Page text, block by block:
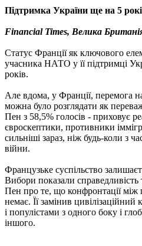
Підтримка України ще на 5
Financial Times, Велика
Статус Франції як ключового
учасника НАТО у її підтримці
років.
Але вдома, у Франції, перемога
можна було розглядати як
Пен з 58,5% голосів - приховує
євроскептики, противники
сильніші зараз, ніж будь-коли з
війни.
Французьке суспільство
Вибори показали
Пен про те, що конфронтації між
немає. Її замінив цивілізаційний
і популістами з одного боку і
іншого.